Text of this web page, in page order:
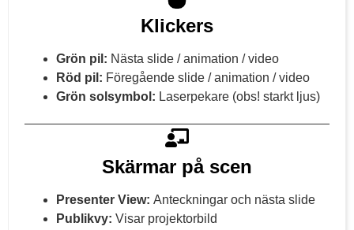
Klickers
Grön pil: Nästa slide / animation / video
Röd pil: Föregående slide / animation / video
Grön solsymbol: Laserpekare (obs! starkt ljus)
Skärmar på scen
Presenter View: Anteckningar och nästa slide
Publikvy: Visar projektorbild